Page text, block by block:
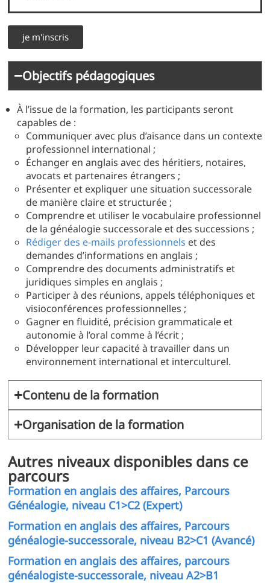
je m'inscris
Objectifs pédagogiques
À l’issue de la formation, les participants seront
capables de :
Communiquer avec plus d’aisance dans un contexte
professionnel international ;
Échanger en anglais avec des héritiers, notaires,
avocats et partenaires étrangers ;
Présenter et expliquer une situation successorale
de manière claire et structurée ;
Comprendre et utiliser le vocabulaire professionnel
de la généalogie successorale et des successions ;
Rédiger des e-mails professionnels et des
demandes d’informations en anglais ;
Comprendre des documents administratifs et
juridiques simples en anglais ;
Participer à des réunions, appels téléphoniques et
visioconférences professionnelles ;
Gagner en fluidité, précision grammaticale et
autonomie à l’oral comme à l’écrit ;
Développer leur capacité à travailler dans un
environnement international et interculturel.
Contenu de la formation
Organisation de la formation
Autres niveaux disponibles dans ce
parcours
Formation en anglais des affaires, Parcours
Généalogie, niveau C1>C2 (Expert)
Formation en anglais des affaires, Parcours
généalogie-successorale, niveau B2>C1 (Avancé)
Formation en anglais des affaires, parcours
généalogiste-successorale, niveau A2>B1